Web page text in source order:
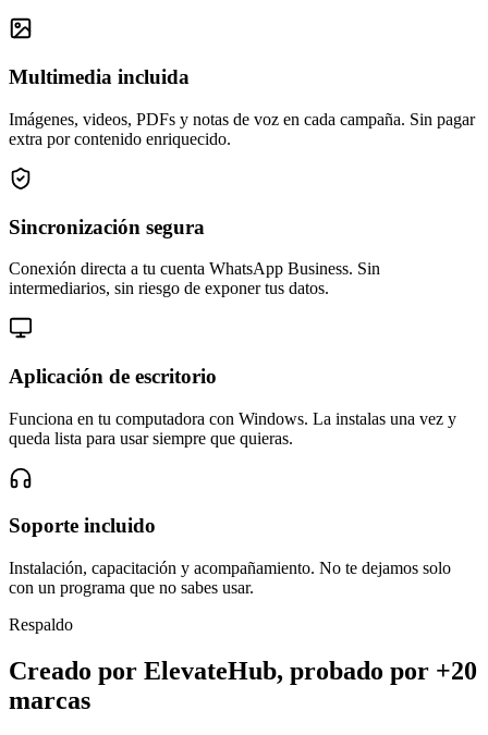
Multimedia incluida
Imágenes, videos, PDFs y notas de voz en cada campaña. Sin pagar
extra por contenido enriquecido.
Sincronización segura
Conexión directa a tu cuenta WhatsApp Business. Sin
intermediarios, sin riesgo de exponer tus datos.
Aplicación de escritorio
Funciona en tu computadora con Windows. La instalas una vez y
queda lista para usar siempre que quieras.
Soporte incluido
Instalación, capacitación y acompañamiento. No te dejamos solo
con un programa que no sabes usar.
Respaldo
Creado por ElevateHub, probado por +20
marcas